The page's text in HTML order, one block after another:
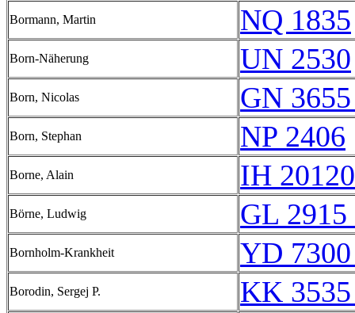
Bormann, Martin NQ 1835
Born-Näherung UN 2530
Born, Nicolas GN
Born, Stephan NP 2406
Borne, Alain IH
Börne, Ludwig GL
Bornholm-Krankheit YD
Borodin, Sergej P. KK